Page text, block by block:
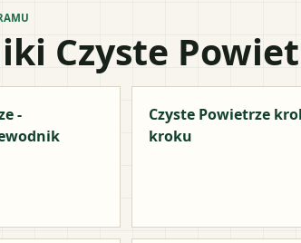
Czyste
-
Czyste Powietrze
kroku